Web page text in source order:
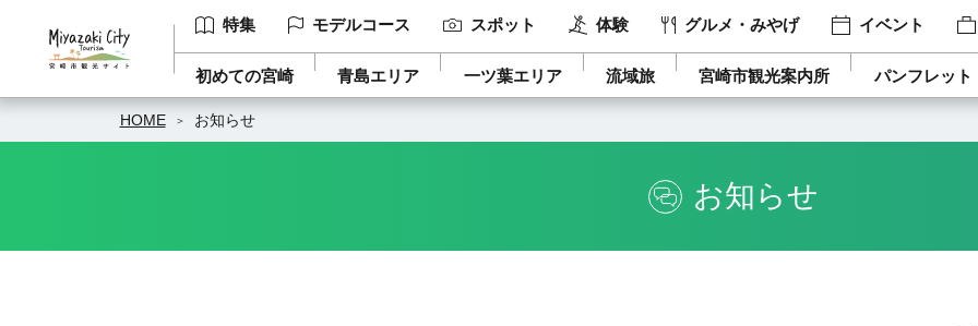
特集 モデルコース スポット 体験 グルメ・みやげ イベント
初めての宮崎 青島エリア 一ツ葉エリア 流域旅 宮崎市観光案内所 パンフレット
HOME お知らせ
お知らせ